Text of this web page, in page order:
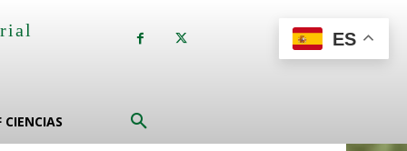
CIENCIAS
ES